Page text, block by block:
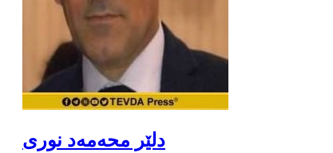
دلێر محەمەد نوری